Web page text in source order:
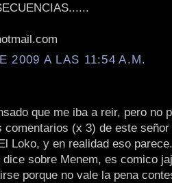
2009 A LAS 11:54 A.M.
que me iba a reir, pero no
comentarios (x 3) de este
Loko, y en realidad eso
sobre Menem, es comico
porque no vale la pena